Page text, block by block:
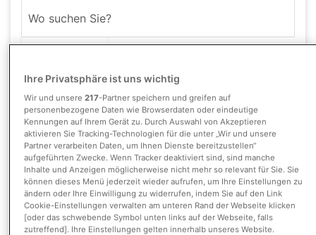
Wohnfläche
Zimmer
Ihre Privatsphäre ist uns wichtig
Wir und unsere 217-Partner speichern und greifen auf
personenbezogene Daten wie Browserdaten oder eindeutige
Kennungen auf Ihrem Gerät zu. Durch Auswahl von Akzeptieren
aktivieren Sie Tracking-Technologien für die unter „Wir und unsere
Partner verarbeiten Daten, um Ihnen Dienste bereitzustellen“
aufgeführten Zwecke. Wenn Tracker deaktiviert sind, sind manche
Inhalte und Anzeigen möglicherweise nicht mehr so relevant für Sie. Sie
können dieses Menü jederzeit wieder aufrufen, um Ihre Einstellungen zu
ändern oder Ihre Einwilligung zu widerrufen, indem Sie auf den Link
Cookie-Einstellungen verwalten am unteren Rand der Webseite klicken
[oder das schwebende Symbol unten links auf der Webseite, falls
zutreffend]. Ihre Einstellungen gelten innerhalb unseres Website.